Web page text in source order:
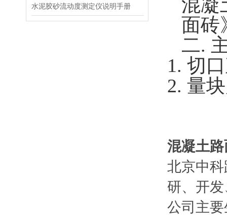
水泥胶砂流动度测定仪说明手册
混凝
面砖
二.
1. 切
2. 量
混凝土
北京中
研、开
公司主